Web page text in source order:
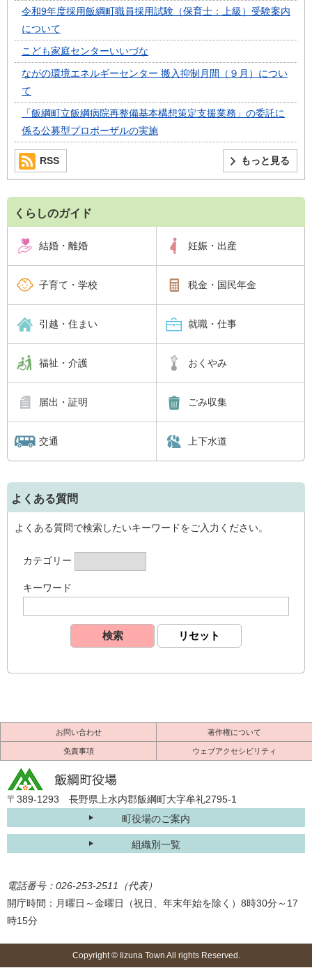
令和9年度採用飯綱町職員採用試験（保育士：上級）受験案内
について
こども家庭センターいいづな
ながの環境エネルギーセンター 搬入抑制月間（９月）につい
て
「飯綱町立飯綱病院再整備基本構想策定支援業務」の委託に
係る公募型プロポーザルの実施
もっと見る
RSS
くらしのガイド
結婚・離婚 妊娠・出産
子育て・学校 税金・国民年金
引越・住まい 就職・仕事
福祉・介護 おくやみ
届出・証明 ごみ収集
交通 上下水道
よくある質問
よくある質問で検索したいキーワードをご入力ください。
カテゴリー
キーワード
お問い合わせ 著作権について
免責事項 ウェブアクセシビリティ
〒389-1293 長野県上水内郡飯綱町大字牟礼2795-1
町役場のご案内
組織別一覧
電話番号：026-253-2511（代表）
開庁時間：月曜日～金曜日（祝日、年末年始を除く）8時30分～17
時15分
Copyright © Iizuna Town All rights Reserved.